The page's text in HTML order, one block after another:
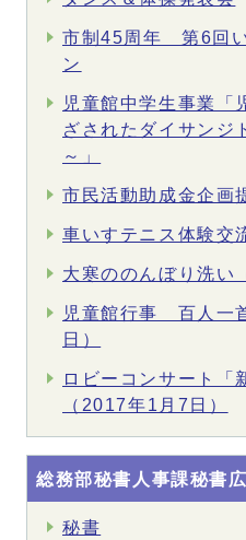
市制45周年 第6回
ン
児童館中学生事業「
ざされたダイサンジ
～」
市民活動助成金企画
車いすテニス体験交
大寒ののんぼり洗い
児童館行事 百人一
日）
ロビーコンサート「
（2017年1月7日）
総務部秘書人事課秘書
秘書